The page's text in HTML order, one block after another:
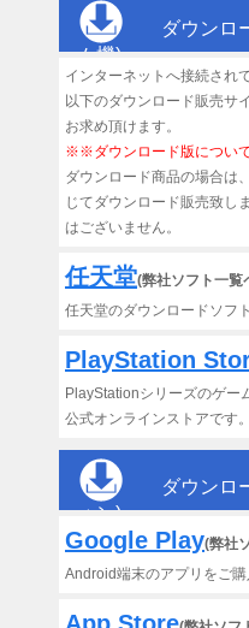
ダウンロ
ム機)
インターネットへ接続され
以下のダウンロード販売サ
お求め頂けます。
※※ダウンロード版につい
ダウンロード商品の場合は
じてダウンロード販売致し
はございません。
任天堂(弊社ソフト一覧
任天堂のダウンロードソフ
PlayStation
PlayStationシリーズのゲー
公式オンラインストアです。
ダウンロ
ォン)
Google Play(弊社
Android端末のアプリをご購